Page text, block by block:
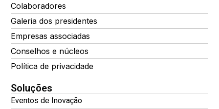
Colaboradores
Galeria dos presidentes
Empresas associadas
Conselhos e núcleos
Política de privacidade
Soluções
Eventos de Inovação